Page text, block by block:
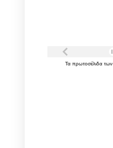
Τα πρωτοσέλιδα των